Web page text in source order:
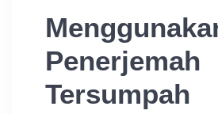
Penerjemah
Tersumpah